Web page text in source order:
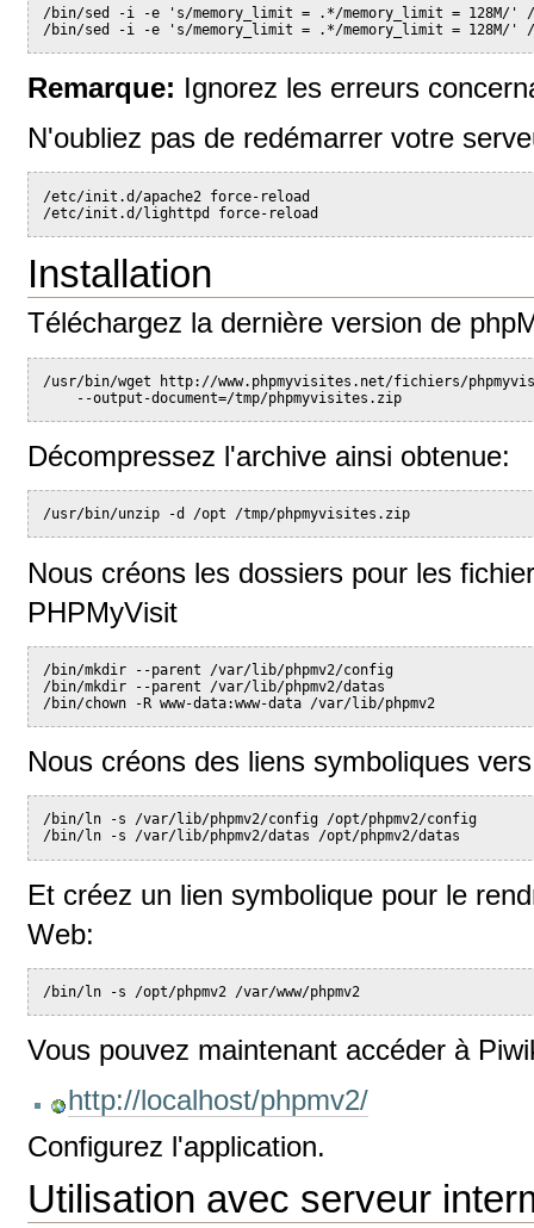
/bin/sed -i -e 's/memory_limit = .*/memory_limit = 128M/'
/bin/sed -i -e 's/memory_limit = .*/memory_limit = 128M/' /
Remarque: Ignorez les erreurs
N'oubliez pas de redémarrer votre
/etc/init.d/apache2 force-reload
/etc/init.d/lighttpd force-reload
Installation
Téléchargez la dernière version de
/usr/bin/wget http://www.phpmyvisites.net/fichiers/
    --output-document=/tmp/phpmyvisites.zip
Décompressez l'archive ainsi obtenue:
/usr/bin/unzip -d /opt /tmp/phpmyvisites.zip
Nous créons les dossiers pour les
PHPMyVisit
/bin/mkdir --parent /var/lib/phpmv2/config
/bin/mkdir --parent /var/lib/phpmv2/datas
/bin/chown -R www-data:www-data /var/lib/phpmv2
Nous créons des liens symboliques
/bin/ln -s /var/lib/phpmv2/config /opt/phpmv2/config
/bin/ln -s /var/lib/phpmv2/datas /opt/phpmv2/datas
Et créez un lien symbolique pour le
Web:
/bin/ln -s /opt/phpmv2 /var/www/phpmv2
Vous pouvez maintenant accéder à
http://localhost/phpmv2/
Configurez l'application.
Utilisation avec serveur